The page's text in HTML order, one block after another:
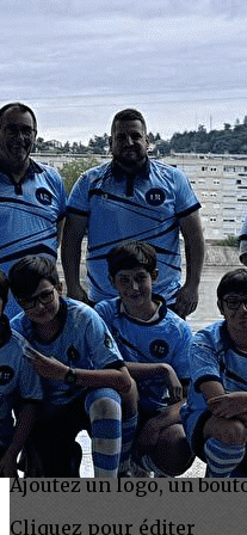
Exporter les lignes
Exporter toutes les
Exporter
Menu
<
>
Accueil
Présentation
Tarifs
Horaires
Installations et
Nos prestations
Agenda
Partenaires
Boutique
Accès et contact
Ajoutez un logo, un
Cliquez pour éditer